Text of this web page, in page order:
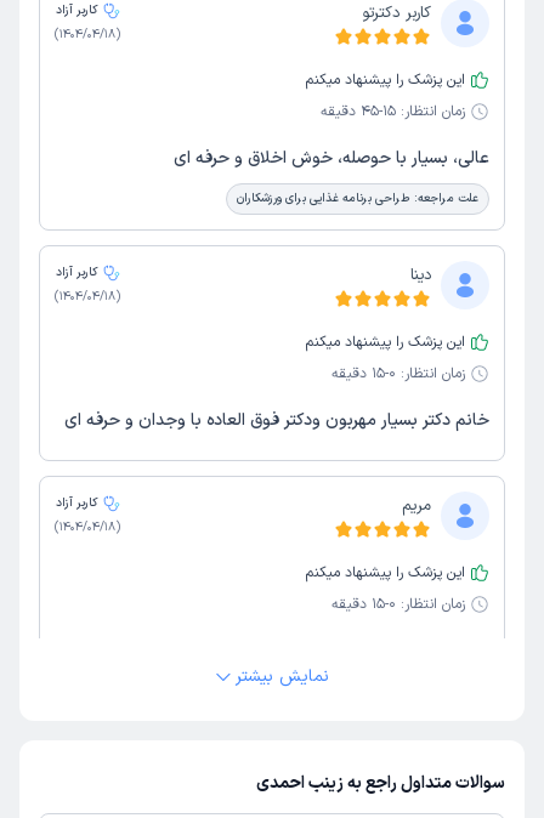
کاربر دکترتو
کاربر آزاد
(
1404/04/18
)
این پزشک را پیشنهاد میکنم
زمان انتظار: 15-45 دقیقه
عالی، بسیار با حوصله، خوش اخلاق و حرفه ای
علت مراجعه: طراحی برنامه غذایی برای ورزشکاران
دینا
کاربر آزاد
(
1404/04/18
)
این پزشک را پیشنهاد میکنم
زمان انتظار: 0-15 دقیقه
خانم دکتر بسیار مهربون ودکتر فوق العاده با وجدان و حرفه ای
مریم
کاربر آزاد
(
1404/04/18
)
این پزشک را پیشنهاد میکنم
زمان انتظار: 0-15 دقیقه
طراحی برنامه غذایی برای ورزشکاران
کاربر دکترتو
نمایش بیشتر
سوالات متداول راجع به زینب احمدی